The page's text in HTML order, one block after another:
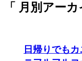
「 月別アー
日帰りでも